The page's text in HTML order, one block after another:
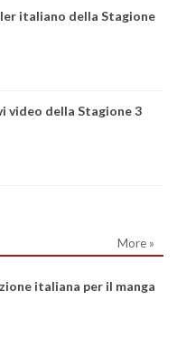
italiano della Stagione
video della Stagione 3
More »
italiana per il manga